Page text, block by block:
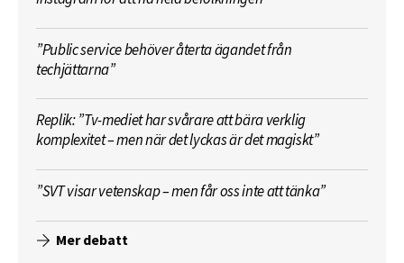
”Public service behöver återta ägandet från
techjättarna”
Replik: ”Tv-mediet har svårare att bära verklig
komplexitet – men när det lyckas är det magiskt”
”SVT visar vetenskap – men får oss inte att tänka”
Mer debatt